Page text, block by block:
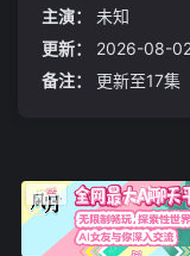
主演：
未知
更新：
2026-08-
备注：
更新至17集